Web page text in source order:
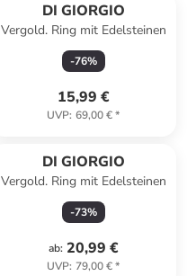
DI GIORGIO
Vergold. Ring mit Edelsteinen
-76%
15,99 €
UVP: 69,00 €*
DI GIORGIO
Vergold. Ring mit Edelsteinen
-73%
ab: 20,99 €
UVP: 79,00 €*